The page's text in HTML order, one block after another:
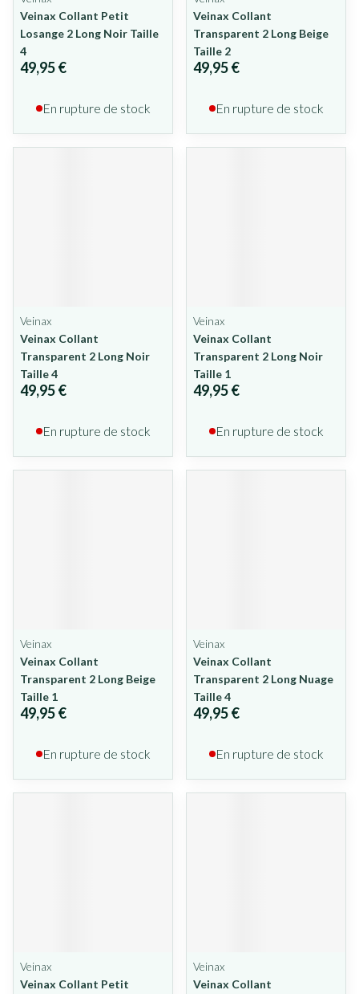
Veinax Collant Petit
Losange 2 Long Noir Taille
4
49,95 €
En rupture de stock
Veinax Collant
Transparent 2 Long Beige
Taille 2
49,95 €
En rupture de stock
Veinax
Veinax Collant
Transparent 2 Long Noir
Taille 4
49,95 €
En rupture de stock
Veinax
Veinax Collant
Transparent 2 Long Noir
Taille 1
49,95 €
En rupture de stock
Veinax
Veinax Collant
Transparent 2 Long Beige
Taille 1
49,95 €
En rupture de stock
Veinax
Veinax Collant
Transparent 2 Long Nuage
Taille 4
49,95 €
En rupture de stock
Veinax
Veinax Collant Petit
Veinax
Veinax Collant